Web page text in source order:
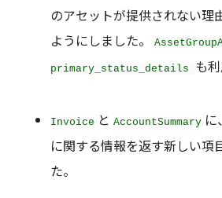
のアセットが提供されない理
ようにしました。
primary_status_details も
Invoice と AccountSummary に
に関する情報を返す新しい項
た。